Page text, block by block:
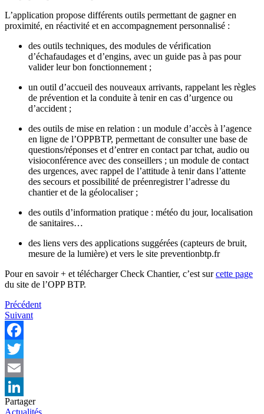
L’application propose différents outils permettant de gagner en
proximité, en réactivité et en accompagnement personnalisé :
des outils techniques, des modules de vérification
d’échafaudages et d’engins, avec un guide pas à pas pour
valider leur bon fonctionnement ;
un outil d’accueil des nouveaux arrivants, rappelant les règles
de prévention et la conduite à tenir en cas d’urgence ou
d’accident ;
des outils de mise en relation : un module d’accès à l’agence
en ligne de l’OPPBTP, permettant de consulter une base de
questions/réponses et d’entrer en contact par tchat, audio ou
visioconférence avec des conseillers ; un module de contact
des urgences, avec rappel de l’attitude à tenir dans l’attente
des secours et possibilité de préenregistrer l’adresse du
chantier et de la géolocaliser ;
des outils d’information pratique : météo du jour, localisation
de sanitaires…
des liens vers des applications suggérées (capteurs de bruit,
mesure de la lumière) et vers le site preventionbtp.fr
Pour en savoir + et télécharger Check Chantier, c’est surcette page
du site de l’OPP BTP.
Navigation
de
l’article
Précédent
Suivant
Facebook
Twitter
Email
LinkedIn
Partager
Actualités